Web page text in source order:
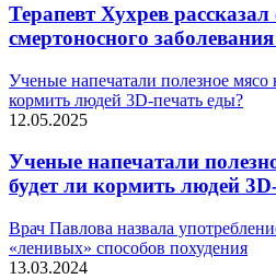
Терапевт Хухрев
смертоносного
Ученые напечатали полезное мясо
кормить людей 3D-печать еды?
12.05.2025
Ученые напечатали
будет ли кормить людей
Врач Павлова назвала
«ленивых» способов похудения
13.03.2024